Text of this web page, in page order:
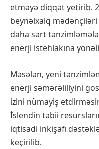
etməyə diqqət yetirib.
beynəlxalq
daha sərt
enerji istehlakına
Məsələn, yeni
enerji səmərəliliyini
izini nümayiş
İslendin təbii
iqtisadi inkişafı
keçirilib.